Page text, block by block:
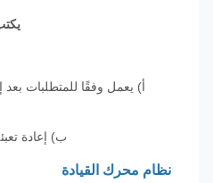
يكتب:
أ) يعمل وفقًا للمتطلبات بعد
ب) إعادة تعبئة
نظام محرك القيادة